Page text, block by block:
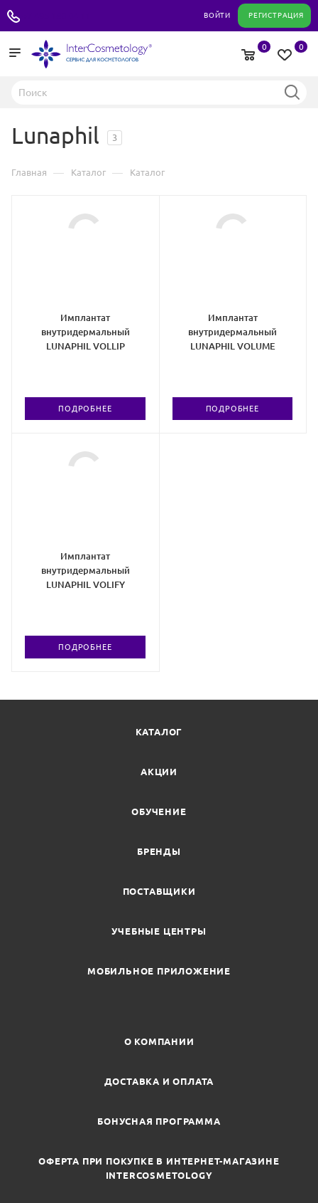
ВОЙТИ РЕГИСТРАЦИЯ
0
0
Lunaphil 3
Главная — Каталог — Каталог
Имплантат
внутридермальный
LUNAPHIL VOLLIP
ПОДРОБНЕЕ
Имплантат
внутридермальный
LUNAPHIL VOLUME
ПОДРОБНЕЕ
Имплантат
внутридермальный
LUNAPHIL VOLIFY
ПОДРОБНЕЕ
КАТАЛОГ
АКЦИИ
ОБУЧЕНИЕ
БРЕНДЫ
ПОСТАВЩИКИ
УЧЕБНЫЕ ЦЕНТРЫ
МОБИЛЬНОЕ ПРИЛОЖЕНИЕ
О КОМПАНИИ
ДОСТАВКА И ОПЛАТА
БОНУСНАЯ ПРОГРАММА
ОФЕРТА ПРИ ПОКУПКЕ В ИНТЕРНЕТ-МАГАЗИНЕ
INTERCOSMETOLOGY